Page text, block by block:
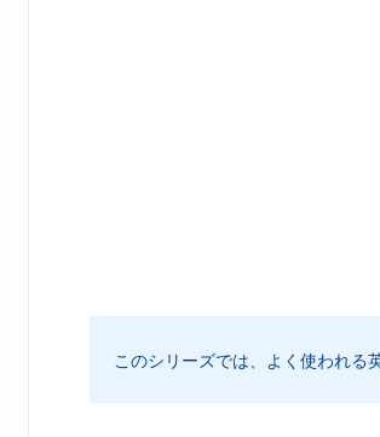
このシリーズでは、よく使われる